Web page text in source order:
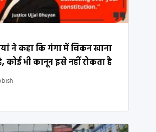
ने कहा कि गंगा में चिकन खाना
कोई भी कानून इसे नहीं रोकता है